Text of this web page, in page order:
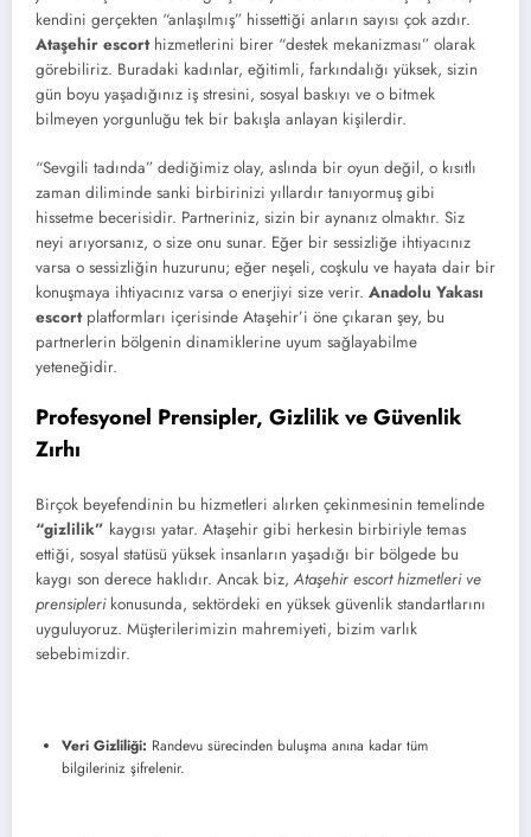
kendini gerçekten “anlaşılmış” hissettiği anların sayısı çok azdır.
Ataşehir escorthizmetlerini birer “destek mekanizması” olarak
görebiliriz. Buradaki kadınlar, eğitimli, farkındalığı yüksek, sizin
gün boyu yaşadığınız iş stresini, sosyal baskıyı ve o bitmek
bilmeyen yorgunluğu tek bir bakışla anlayan kişilerdir.
“Sevgili tadında” dediğimiz olay, aslında bir oyun değil, o kısıtlı
zaman diliminde sanki birbirinizi yıllardır tanıyormuş gibi
hissetme becerisidir. Partneriniz, sizin bir aynanız olmaktır. Siz
neyi arıyorsanız, o size onu sunar. Eğer bir sessizliğe ihtiyacınız
varsa o sessizliğin huzurunu; eğer neşeli, coşkulu ve hayata dair bir
konuşmaya ihtiyacınız varsa o enerjiyi size verir. Anadolu Yakası
escortplatformları içerisinde Ataşehir’i öne çıkaran şey, bu
partnerlerin bölgenin dinamiklerine uyum sağlayabilme
yeteneğidir.
Profesyonel Prensipler, Gizlilik ve Güvenlik
Zırhı
Birçok beyefendinin bu hizmetleri alırken çekinmesinin temelinde
“gizlilik” kaygısı yatar. Ataşehir gibi herkesin birbiriyle temas
ettiği, sosyal statüsü yüksek insanların yaşadığı bir bölgede bu
kaygı son derece haklıdır. Ancak biz, Ataşehir escort hizmetleri ve
prensiplerikonusunda, sektördeki en yüksek güvenlik standartlarını
uyguluyoruz. Müşterilerimizin mahremiyeti, bizim varlık
sebebimizdir.
Veri Gizliliği: Randevu sürecinden buluşma anına kadar tüm
bilgileriniz şifrelenir.